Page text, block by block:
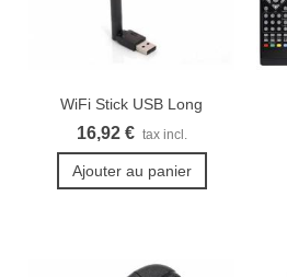
WiFi Stick USB Long
16,92 € tax incl.
Ajouter au panier